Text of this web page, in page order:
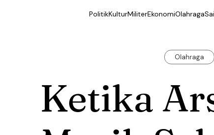
PolitikKulturMiliterEkonomiOlahraga
Olahraga
Ketika